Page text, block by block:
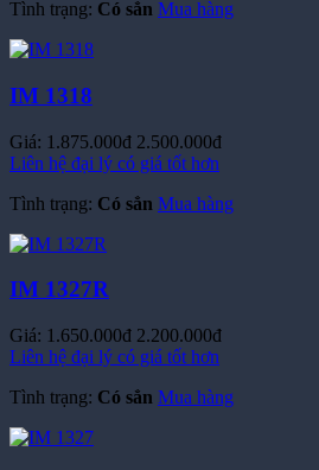
Tình trạng: Có sẳn Mua hàng
IM 1318
Giá: 1.875.000đ 2.500.000đ
Liên hệ đại lý có giá tốt hơn
Tình trạng: Có sẳn Mua hàng
IM 1327R
Giá: 1.650.000đ 2.200.000đ
Liên hệ đại lý có giá tốt hơn
Tình trạng: Có sẳn Mua hàng